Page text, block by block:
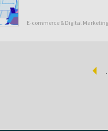
E-commerce & Digital